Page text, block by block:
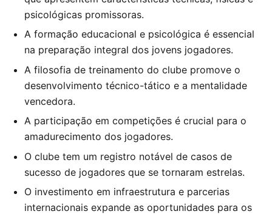
psicológicas promissoras.
A formação educacional e psicológica é essencial
na preparação integral dos jovens jogadores.
A filosofia de treinamento do clube promove o
desenvolvimento técnico-tático e a mentalidade
vencedora.
A participação em competições é crucial para o
amadurecimento dos jogadores.
O clube tem um registro notável de casos de
sucesso de jogadores que se tornaram estrelas.
O investimento em infraestrutura e parcerias
internacionais expande as oportunidades para os